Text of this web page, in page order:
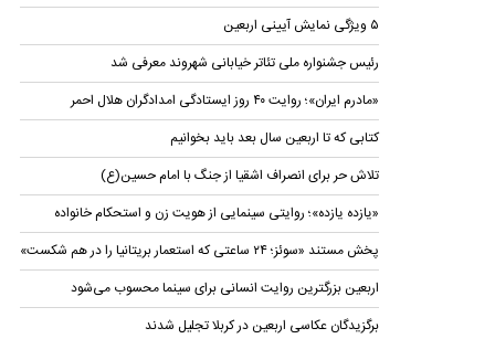
۵ ویژگی نمایش‌ آیینی اربعین
رئیس جشنواره ملی تئاتر خیابانی شهروند معرفی شد
«مادرم ایران»؛ روایت ۴۰ روز ایستادگی امدادگران هلال احمر
کتابی که تا اربعین سال بعد باید بخوانیم
تلاش حر برای انصراف اشقیا از جنگ با امام حسین(ع)
«یازده یازده»؛ روایتی سینمایی از هویت زن و استحکام خانواده
پخش مستند «سوئز؛ ۲۴ ساعتی که استعمار بریتانیا را در هم شکست»
اربعین بزرگترین روایت انسانی برای سینما محسوب می‌شود
برگزیدگان عکاسی اربعین در کربلا تجلیل شدند